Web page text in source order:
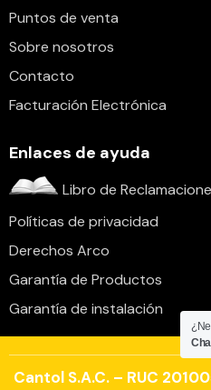
Puntos de venta
Sobre nosotros
Contacto
Facturación Electrónica
Enlaces de ayuda
Libro de
Políticas de privacidad
Derechos Arco
Garantía de Productos
Garantía de instalación
Cantol S.A.C. – RUC